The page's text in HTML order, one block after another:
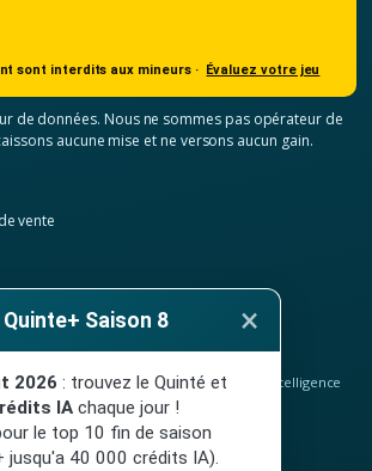
sont interdits aux mineurs · Évaluez votre jeu
de données. Nous ne sommes pas opérateur de
aucune mise et ne versons aucun gain.
vente
, analyses hippiques, classement ELO et intelligence
avec le PMU. Jeu interdit aux mineurs.
Saison 8 ×
2026 : trouvez le Quinté et
IA chaque jour !
le top 10 fin de saison
jusqu'a 40 000 crédits IA).